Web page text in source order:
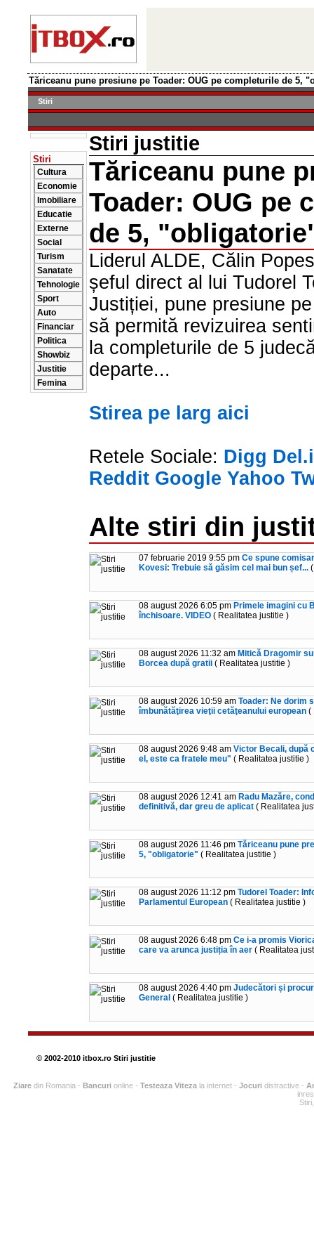
Tăriceanu pune presiune pe Toader: OUG pe completurile de 5,
Stiri
Stiri
Cultura
Economie
Imobiliare
Educatie
Externe
Social
Turism
Sanatate
Tehnologie
Sport
Auto
Financiar
Politica
Showbiz
Justitie
Femina
Stiri justitie
Tăriceanu pune
Toader: OUG pe
de 5,
Liderul ALDE, Călin
șeful direct al lui Tudorel
Justiției, pune presiune
să permită revizuirea
la completurile de 5
departe...
Stirea pe larg aici
Retele Sociale: Digg
Reddit Google Yahoo
Alte stiri din
07 februarie 2019 9:55 pm Ce spune
Kovesi: Trebuie să găsim cel mai bun șef...
08 august 2026 6:05 pm Primele imagini cu
închisoare. VIDEO ( Realitatea justitie )
08 august 2026 11:32 am Mitică Dragomir
Borcea după gratii ( Realitatea justitie )
08 august 2026 10:59 am Toader: Ne dorim
îmbunătăţirea vieţii cetăţeanului european (
08 august 2026 9:48 am Victor Becali, după
el, este ca fratele meu" ( Realitatea justitie )
08 august 2026 12:41 am Radu Mazăre,
definitivă, dar greu de aplicat ( Realitatea
08 august 2026 11:46 pm Tăriceanu pune
5, "obligatorie" ( Realitatea justitie )
08 august 2026 11:12 pm Tudorel Toader:
Parlamentul European ( Realitatea justitie )
08 august 2026 6:48 pm Ce i-a promis
care va arunca justiția în aer ( Realitatea
08 august 2026 4:40 pm Judecători și
General ( Realitatea justitie )
© 2002-2010 itbox.ro Stiri justitie
Ziare din Romania - Bancuri online - Testeaza Viteza la internet - Jocuri distractive -